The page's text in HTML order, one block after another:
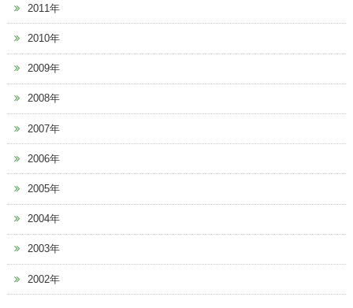
2011年
2010年
2009年
2008年
2007年
2006年
2005年
2004年
2003年
2002年